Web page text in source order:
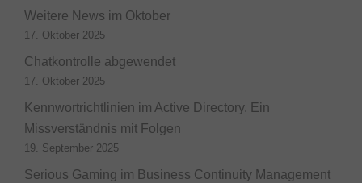
Weitere News im Oktober
17. Oktober 2025
Chatkontrolle abgewendet
17. Oktober 2025
Kennwortrichtlinien im Active Directory. Ein
Missverständnis mit Folgen
19. September 2025
Serious Gaming im Business Continuity Management